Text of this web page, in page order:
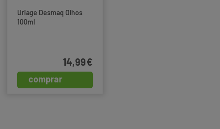
Uriage Desmaq Olhos
100ml
comprar
14,99€